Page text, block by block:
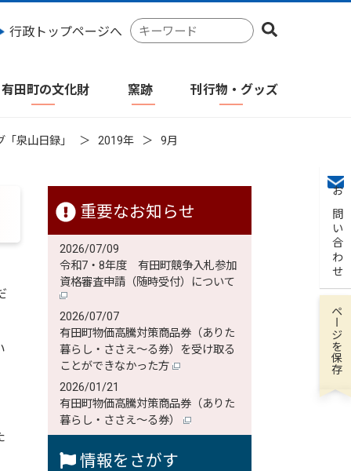
行政トップページへ
検
索
ワ
有田町の文化財 窯跡 刊行物・グッズ
お問い合わせ
泉山日録」 2019年
9月
重要なお知らせ
2026/07/09
令和7・8年度 有田町競争入札参加
資格審査申請（随時受付）について
2026/07/07
有田町物価高騰対策商品券（ありた
暮らし・ささえ～る券）を受け取る
ことができなかった方
2026/01/21
有田町物価高騰対策商品券（ありた
暮らし・ささえ～る券）
情報をさがす
ページを保存